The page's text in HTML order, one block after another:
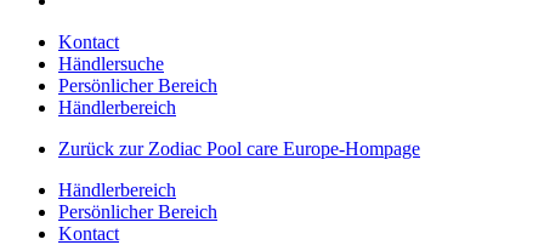
Kontact
Händlersuche
Persönlicher Bereich
Händlerbereich
Zurück zur Zodiac Pool care Europe-Hompage
Händlerbereich
Persönlicher Bereich
Kontact